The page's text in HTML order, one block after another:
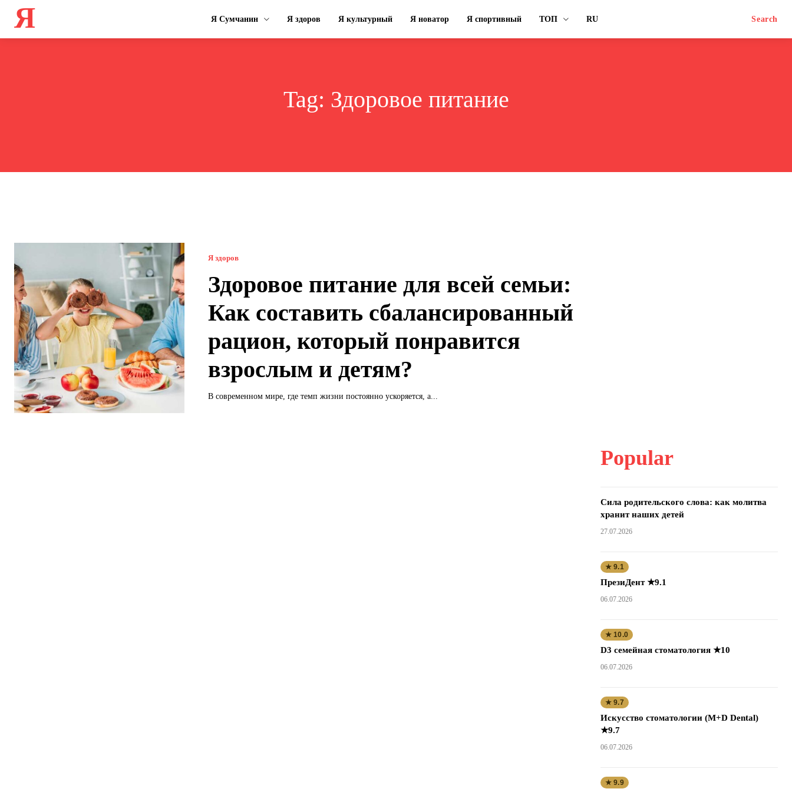
Я Я Сумчанин Я здоров Я культурный Я новатор Я спортивный ТОП RU Search
Tag: Здоровое питание
Я здоров
Здоровое питание для всей семьи:
Как составить сбалансированный
рацион, который понравится
взрослым и детям?
В современном мире, где темп жизни постоянно ускоряется, а...
Popular
Сила родительского слова: как молитва
хранит наших детей
27.07.2026
★ 9.1
ПрезиДент ★9.1
06.07.2026
★ 10.0
D3 семейная стоматология ★10
06.07.2026
★ 9.7
Искусство стоматологии (M+D Dental)
★9.7
06.07.2026
★ 9.9